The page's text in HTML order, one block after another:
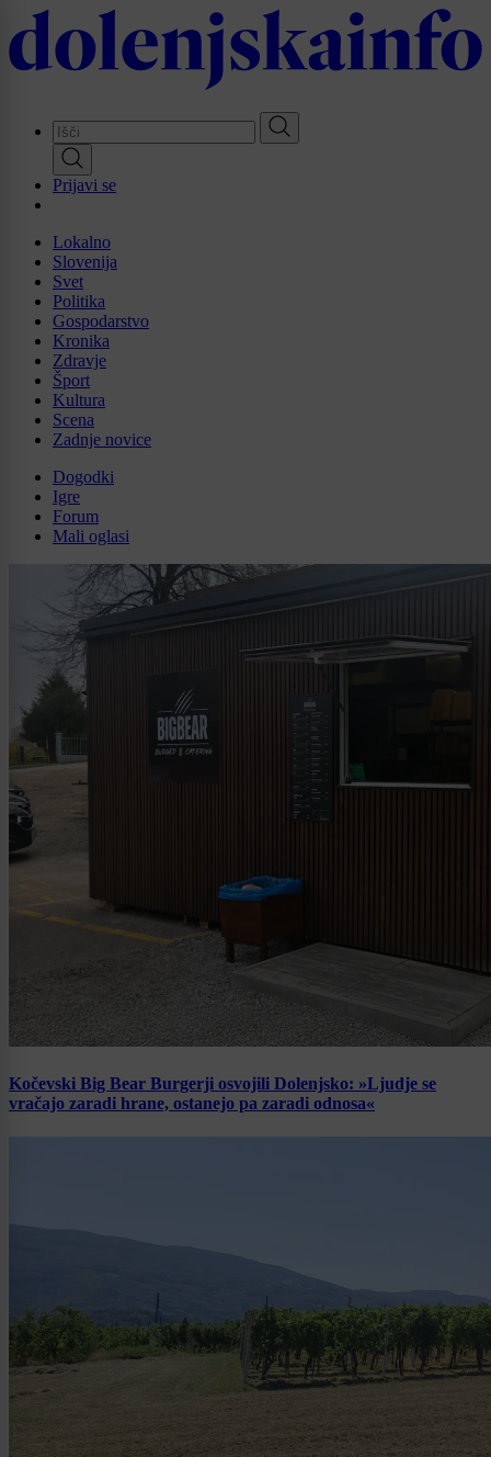
Skip
to
main
Prijavi se
Lokalno
Slovenija
Svet
Politika
Gospodarstvo
Kronika
Zdravje
Šport
Kultura
Scena
Zadnje novice
Dogodki
Igre
Forum
Mali oglasi
Kočevski Big Bear Burgerji osvojili Dolenjsko: »Ljudje se
vračajo zaradi hrane, ostanejo pa zaradi odnosa«